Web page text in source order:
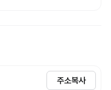
주소복사